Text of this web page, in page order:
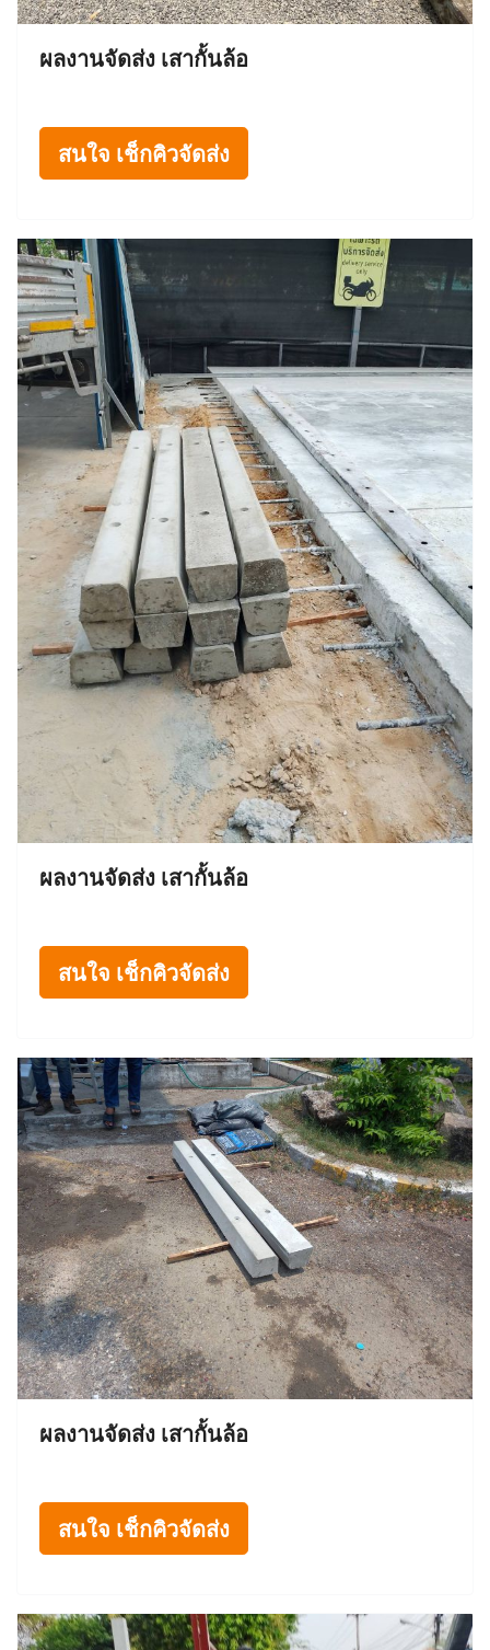
ผลงานจัดส่ง เสากั้นล้อ
สนใจ เช็กคิวจัดส่ง
ผลงานจัดส่ง เสากั้นล้อ
สนใจ เช็กคิวจัดส่ง
ผลงานจัดส่ง เสากั้นล้อ
สนใจ เช็กคิวจัดส่ง